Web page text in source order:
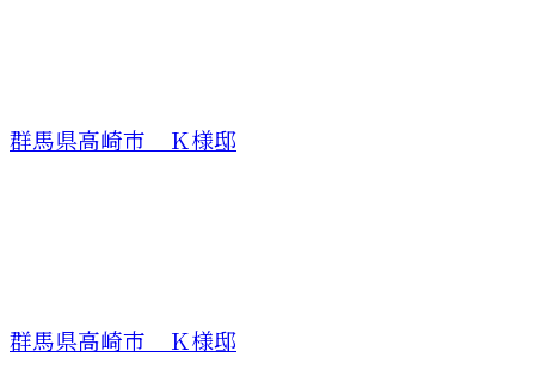
群馬県高崎市 Ｋ様邸
群馬県高崎市 Ｋ様邸